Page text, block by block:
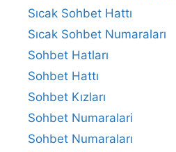
Sıcak Sohbet Hattı
Sıcak Sohbet Numaraları
Sohbet Hatları
Sohbet Hattı
Sohbet Kızları
Sohbet Numaralari
Sohbet Numaraları